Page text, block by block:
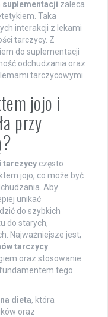
suplementacji zaleca
Taka
interakcji z lekami
tarczycy. Z
do suplementacji
odchudzania oraz
tarczycowymi.
jojo i
przy
tarczycy często
jojo, co może być
Aby
unikać
do szybkich
do starych,
Najważniejsze jest,
tarczycy
oraz stosowanie
tego
dieta, która
oraz